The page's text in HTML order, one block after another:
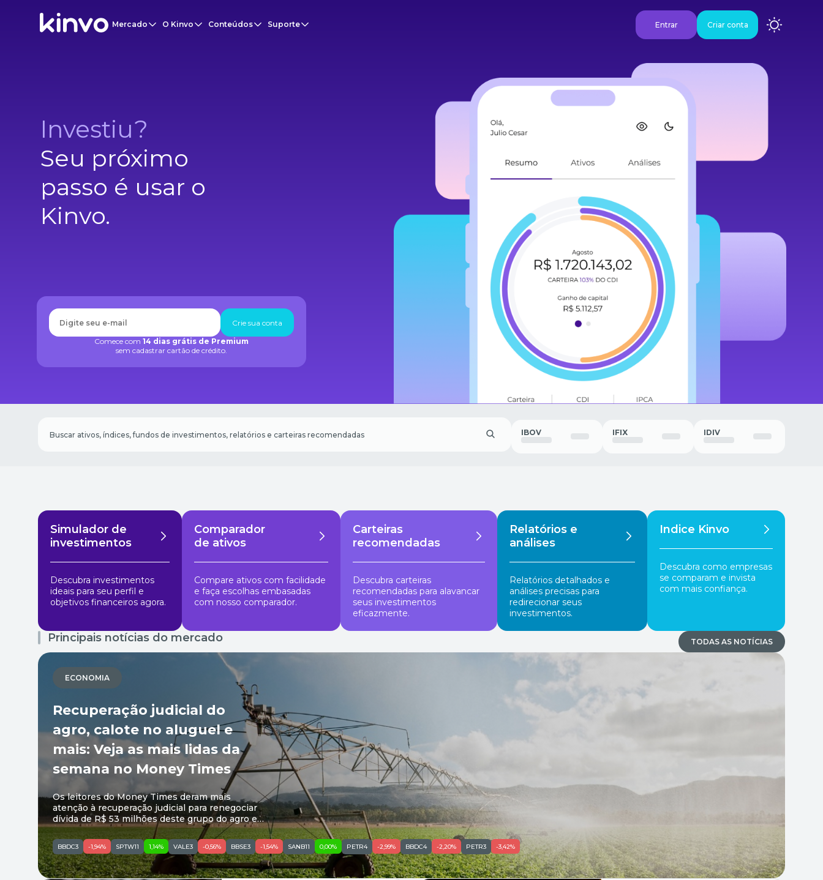
Mercado O Kinvo Conteúdos Suporte Entrar Criar conta
Investiu?
Seu próximo
passo é usar o
Kinvo.
Crie sua conta
Comece com 14 dias grátis de Premium
sem cadastrar cartão de crédito.
IBOV IFIX IDIV
Simulador de
investimentos
Descubra investimentos
ideais para seu perfil e
objetivos financeiros agora.
Comparador
de ativos
Compare ativos com facilidade
e faça escolhas embasadas
com nosso comparador.
Carteiras
recomendadas
Descubra carteiras
recomendadas para alavancar
seus investimentos
eficazmente.
Relatórios e
análises
Relatórios detalhados e
análises precisas para
redirecionar seus
investimentos.
Indice Kinvo
Descubra como empresas
se comparam e invista
com mais confiança.
Principais notícias do mercado TODAS AS NOTÍCIAS
ECONOMIA
Recuperação judicial do
agro, calote no aluguel e
mais: Veja as mais lidas da
semana no Money Times
Os leitores do Money Times deram mais
atenção à recuperação judicial para renegociar
dívida de R$ 53 milhões deste grupo do agro e
ao calote de um fundo imobiliário nesta
semana. Veja a seguir as cinco reportagens
mais lidas da semana: 1- Grupo do agro com 25
fazendas entra em recuperação judicial para
renegociar dívida […]
BBDC3 -1,94% SPTW11 1,14% VALE3 -0,56% BBSE3 -1,54% SANB11 0,00% PETR4 -2,99% BBDC4 -2,20% PETR3 -3,42%